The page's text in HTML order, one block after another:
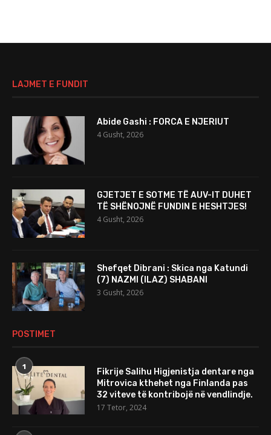
LAJMET E FUNDIT
Abide Gashi : FORCA E NJERIUT
4 Gusht, 2026
GJETJET E SOTME TË AUV-IT DUHET
TË SHËNOJNË FUNDIN E HESHTJES!
4 Gusht, 2026
Shefqet Dibrani : Skica nga Katundi
(7) NAZMI (ILAZ) SHABANI
3 Gusht, 2026
POSTIMET
1
Fikrije Salihu Higjenistja dentare nga
Mitrovica kthehet nga Finlanda pas
32 viteve të kontribojë në vendlindje.
17 Tetor, 2024